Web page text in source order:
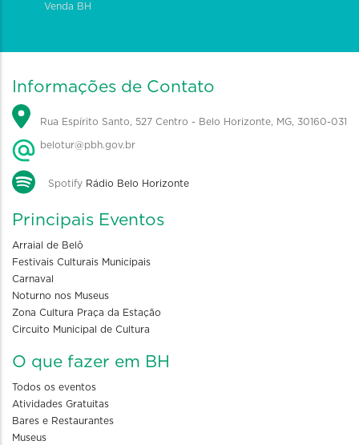
Venda BH
Informações de Contato
Rua Espírito Santo, 527 Centro - Belo Horizonte, MG, 30160-031
belotur@pbh.gov.br
Spotify Rádio Belo Horizonte
Principais Eventos
Arraial de Belô
Festivais Culturais Municipais
Carnaval
Noturno nos Museus
Zona Cultura Praça da Estação
Circuito Municipal de Cultura
O que fazer em BH
Todos os eventos
Atividades Gratuitas
Bares e Restaurantes
Museus